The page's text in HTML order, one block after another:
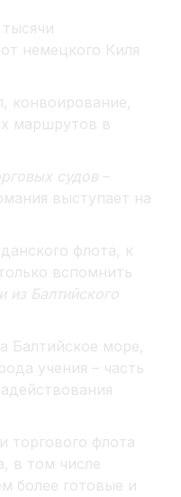
немецкого Киля
конвоирование,
маршрутов в
судов –
выступает на
флота, к
вспомнить
из Балтийского
Балтийское море,
учения – часть
торгового флота
в том числе
более готовые и